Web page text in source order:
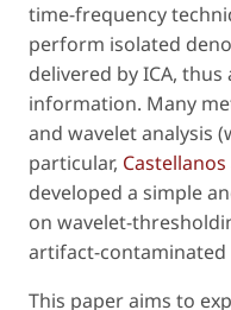
time-frequency
perform isolated
delivered by ICA,
information. Many
and wavelet analysis
particular,
developed a simple
on wavelet-
artifact-contaminated
This paper aims to